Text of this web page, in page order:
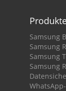
Samsung
Samsung
Samsung
Samsung